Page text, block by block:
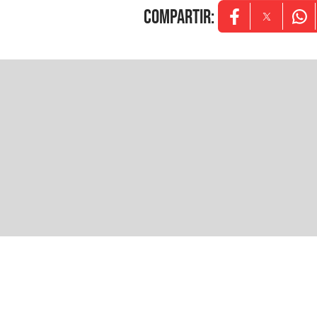
COMPARTIR: Opens in new
Opens in